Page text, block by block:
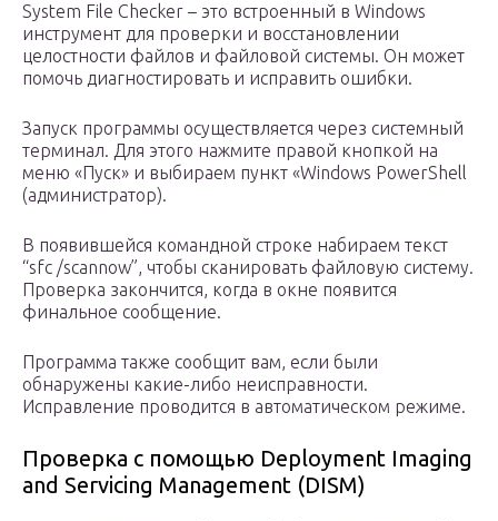
System File Checker – это встроенный в Windows
инструмент для проверки и восстановлении
целостности файлов и файловой системы. Он может
помочь диагностировать и исправить ошибки.
Запуск программы осуществляется через системный
терминал. Для этого нажмите правой кнопкой на
меню «Пуск» и выбираем пункт «Windows PowerShell
(администратор).
В появившейся командной строке набираем текст
“sfc /scannow”, чтобы сканировать файловую систему.
Проверка закончится, когда в окне появится
финальное сообщение.
Программа также сообщит вам, если были
обнаружены какие-либо неисправности.
Исправление проводится в автоматическом режиме.
Проверка с помощью Deployment Imaging
and Servicing Management (DISM)